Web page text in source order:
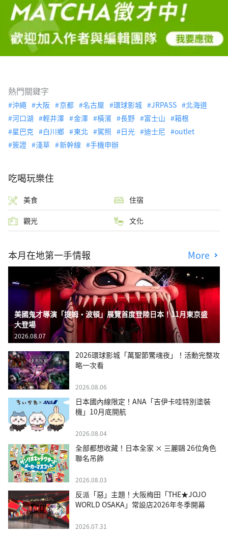
熱門關鍵字
沖繩 大阪 京都 名古屋 環球影城 JRPASS
北海道
河口湖
輕井澤 金澤 橫濱 長野 富士山
箱根
星巴克
白川鄉 東北 駕照 日光 迪士尼
outlet
簽證
淺草 新幹線 手機申辦
吃喝玩樂住
美食 住宿
觀光 文化
本月在地第一手情報 More
美國鬼才導演「提姆・波頓」展覽首度登陸日本！11月東京盛
大登場
2026.08.07
2026環球影城「萬聖節驚魂夜」！活動完整攻
略一次看
2026.08.06
日本國內線限定！ANA「吉伊卡哇特別塗裝
機」10月底開航
2026.08.04
全部都想收藏！日本全家 × 三麗鷗 26位角色
聯名吊飾
2026.08.03
反派「惡」主題！大阪梅田「THE★JOJO
WORLD OSAKA」常設店2026年冬季開幕
2026.07.31